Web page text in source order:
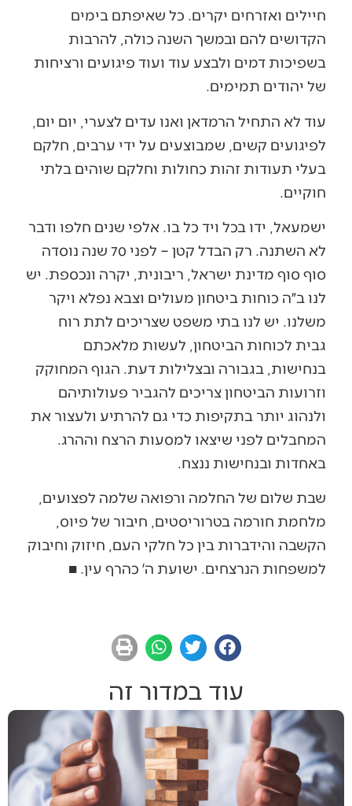
חיילים ואזרחים יקרים. כל שאיפתם בימים
הקדושים להם ובמשך השנה כולה, להרבות
בשפיכות דמים ולבצע עוד ועוד פיגועים ורציחות
של יהודים תמימים.
עוד לא התחיל הרמדאן ואנו עדים לצערי, יום יום,
לפיגועים קשים, שמבוצעים על ידי ערבים, חלקם
בעלי תעודות זהות כחולות וחלקם שוהים בלתי
חוקיים.
ישמעאל, ידו בכל ויד כל בו. אלפי שנים חלפו ודבר
לא השתנה. רק הבדל קטן – לפני 70 שנה נוסדה
סוף סוף מדינת ישראל, ריבונית, יקרה ונכספת. יש
לנו ב״ה כוחות ביטחון מעולים וצבא נפלא ויקר
משלנו. יש לנו בתי משפט שצריכים לתת רוח
גבית לכוחות הביטחון, לעשות מלאכתם
בנחישות, בגבורה ובצלילות דעת. הגוף המחוקק
וזרועות הביטחון צריכים להגביר פעולותיהם
ולנהוג יותר בתקיפות כדי גם להרתיע ולעצור את
המחבלים לפני שיצאו למסעות הרצח וההרג.
באחדות ובנחישות ננצח.
שבת שלום של החלמה ורפואה שלמה לפצועים,
מלחמת חורמה בטרוריסטים, חיבור של פיוס,
הקשבה והידברות בין כל חלקי העם, חיזוק וחיבוק
למשפחות הנרצחים. ישועת ה׳ כהרף עין. ■
עוד במדור זה